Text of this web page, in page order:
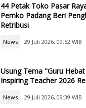
44 Petak Toko Pasar
Pemko Padang Beri
Retribusi
News 29 Juli 2026, 09:52 WIB
Usung Tema "Guru
Inspiring Teacher 2026
News 29 Juli 2026, 09:39 WIB